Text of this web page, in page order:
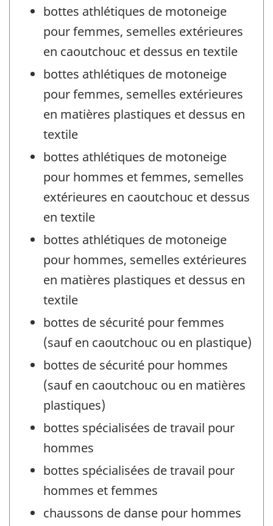
bottes athlétiques de motoneige
pour femmes, semelles extérieures
en caoutchouc et dessus en textile
bottes athlétiques de motoneige
pour femmes, semelles extérieures
en matières plastiques et dessus en
textile
bottes athlétiques de motoneige
pour hommes et femmes, semelles
extérieures en caoutchouc et dessus
en textile
bottes athlétiques de motoneige
pour hommes, semelles extérieures
en matières plastiques et dessus en
textile
bottes de sécurité pour femmes
(sauf en caoutchouc ou en plastique)
bottes de sécurité pour hommes
(sauf en caoutchouc ou en matières
plastiques)
bottes spécialisées de travail pour
hommes
bottes spécialisées de travail pour
hommes et femmes
chaussons de danse pour hommes